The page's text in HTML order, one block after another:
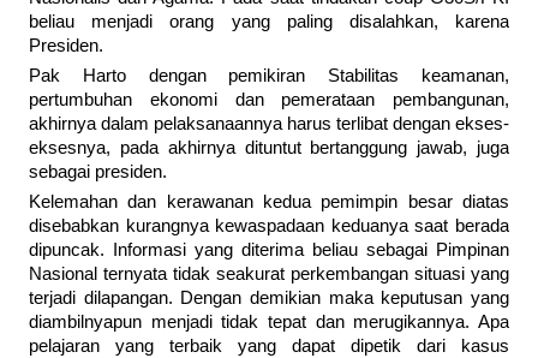
beliau menjadi orang yang paling disalahkan, karena
Presiden.
Pak Harto dengan pemikiran Stabilitas keamanan,
pertumbuhan ekonomi dan pemerataan pembangunan,
akhirnya dalam pelaksanaannya harus terlibat dengan ekses-
eksesnya, pada akhirnya dituntut bertanggung jawab, juga
sebagai presiden.
Kelemahan dan kerawanan kedua pemimpin besar diatas
disebabkan kurangnya kewaspadaan keduanya saat berada
dipuncak. Informasi yang diterima beliau sebagai Pimpinan
Nasional ternyata tidak seakurat perkembangan situasi yang
terjadi dilapangan. Dengan demikian maka keputusan yang
diambilnyapun menjadi tidak tepat dan merugikannya. Apa
pelajaran yang terbaik yang dapat dipetik dari kasus